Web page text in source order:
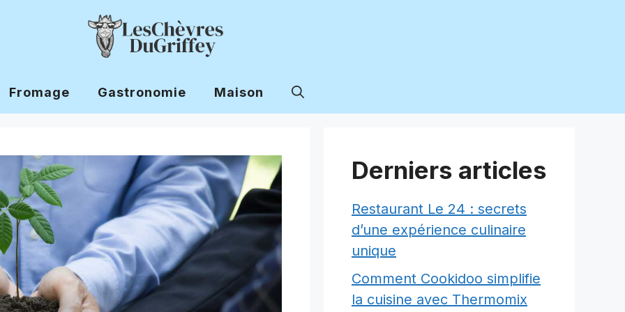
Fromage Gastronomie Maison
Derniers articles
Restaurant Le 24 : secrets
d’une expérience culinaire
unique
Comment Cookidoo simplifie
la cuisine avec Thermomix